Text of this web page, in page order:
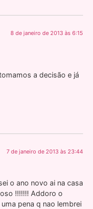
8 de janeiro de 2013 às 6:15
a decisão e já
7 de janeiro de 2013 às 23:44
o ano novo ai na casa
!!!!!!! Addoro o
pena q nao lembrei